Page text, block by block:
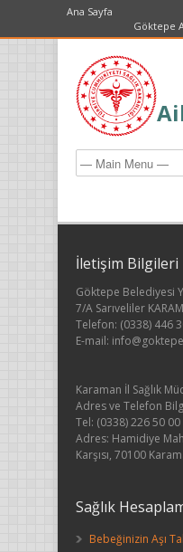
Ana Sayfa
Göktepe
İletişim Bilgileri
Göktepe Belediyesi
7/A Sarıveliler
Telefon: (0338) 446
E-mail:
Karaman İl Sağlık
Adres ve Telefon
Tel: (0338) 226 50 00
Adres: Hamidiye
Karşısı, 70100
Sağlık
Bebeğinizin Aşı